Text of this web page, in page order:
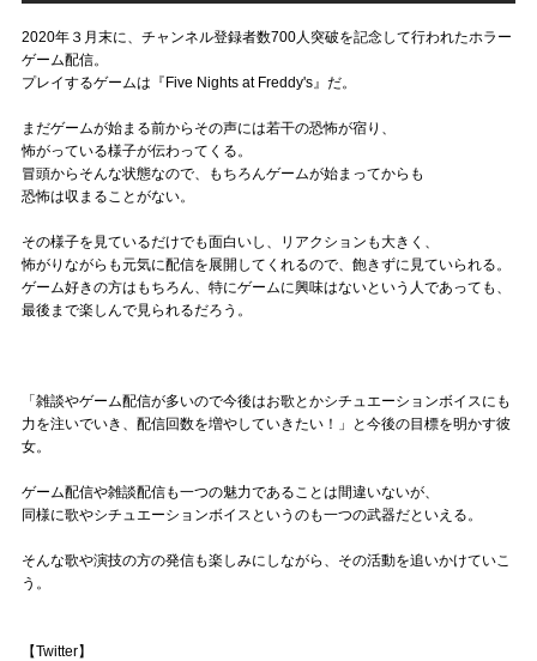
2020年３月末に、チャンネル登録者数700人突破を記念して行われたホラー
ゲーム配信。
プレイするゲームは『Five Nights at Freddy's』だ。
まだゲームが始まる前からその声には若干の恐怖が宿り、
怖がっている様子が伝わってくる。
冒頭からそんな状態なので、もちろんゲームが始まってからも
恐怖は収まることがない。
その様子を見ているだけでも面白いし、リアクションも大きく、
怖がりながらも元気に配信を展開してくれるので、飽きずに見ていられる。
ゲーム好きの方はもちろん、特にゲームに興味はないという人であっても、
最後まで楽しんで見られるだろう。
「雑談やゲーム配信が多いので今後はお歌とかシチュエーションボイスにも
力を注いでいき、配信回数を増やしていきたい！」と今後の目標を明かす彼
女。
ゲーム配信や雑談配信も一つの魅力であることは間違いないが、
同様に歌やシチュエーションボイスというのも一つの武器だといえる。
そんな歌や演技の方の発信も楽しみにしながら、その活動を追いかけていこ
う。
【Twitter】